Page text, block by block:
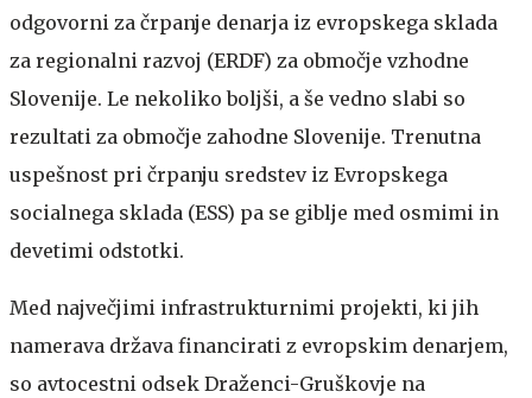
odgovorni za črpanje denarja iz evropskega sklada
za regionalni razvoj (ERDF) za območje vzhodne
Slovenije. Le nekoliko boljši, a še vedno slabi so
rezultati za območje zahodne Slovenije. Trenutna
uspešnost pri črpanju sredstev iz Evropskega
socialnega sklada (ESS) pa se giblje med osmimi in
devetimi odstotki.
Med največjimi infrastrukturnimi projekti, ki jih
namerava država financirati z evropskim denarjem,
so avtocestni odsek Draženci-Gruškovje na